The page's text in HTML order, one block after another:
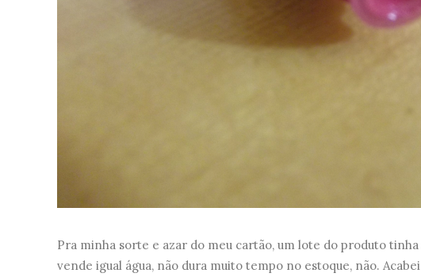
Pra minha sorte e azar do meu cartão, um lote do produto
vende igual água, não dura muito tempo no estoque, não.